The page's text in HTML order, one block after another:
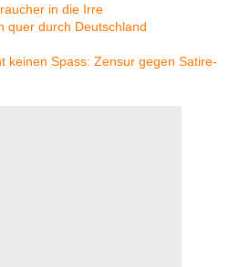
in die Irre
quer durch Deutschland
keinen Spass: Zensur gegen Satire-